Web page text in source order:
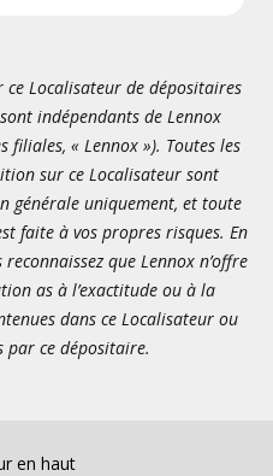
ce Localisateur de dépositaires
indépendants de Lennox
« Lennox »). Toutes les
sur ce Localisateur sont
générale uniquement, et toute
faite à vos propres risques. En
que Lennox n’offre
as à l’exactitude ou à la
dans ce Localisateur ou
par ce dépositaire.
en haut